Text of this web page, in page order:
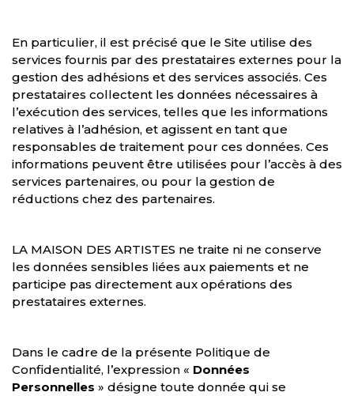
En particulier, il est précisé que le Site utilise des
services fournis par des prestataires externes pour la
gestion des adhésions et des services associés. Ces
prestataires collectent les données nécessaires à
l’exécution des services, telles que les informations
relatives à l’adhésion, et agissent en tant que
responsables de traitement pour ces données. Ces
informations peuvent être utilisées pour l’accès à des
services partenaires, ou pour la gestion de
réductions chez des partenaires.
LA MAISON DES ARTISTES ne traite ni ne conserve
les données sensibles liées aux paiements et ne
participe pas directement aux opérations des
prestataires externes.
Dans le cadre de la présente Politique de
Confidentialité, l’expression « Données
Personnelles » désigne toute donnée qui se